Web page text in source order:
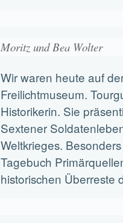
Moritz und Bea Wolter
Wir waren heute auf
Freilichtmuseum.
Historikerin. Sie
Sextener
Weltkrieges.
Tagebuch
historischen Überreste